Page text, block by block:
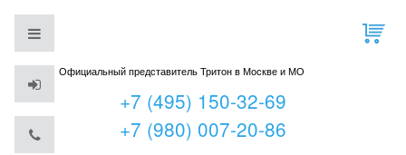
Официальный представитель Тритон в Москве и МО
+7 (495) 150-32-69
+7 (980) 007-20-86